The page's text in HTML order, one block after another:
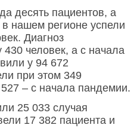
десять пациентов, а
в нашем регионе успели
Диагноз
430 человек, а с начала
у 94 672
при этом 349
– с начала пандемии.
25 033 случая
17 382 пациента и